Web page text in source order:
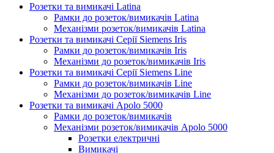
Розетки та вимикачі Latina
Рамки до розеток/вимикачів Latina
Механізми розеток/вимикачів Latina
Розетки та вимикачі Серії Siemens Iris
Рамки до розеток/вимикачів Iris
Механізми до розеток/вимикачів Iris
Розетки та вимикачі Серії Siemens Line
Рамки до розеток/вимикачів Line
Механізми до розеток/вимикачів Line
Розетки та вимикачі Apolo 5000
Рамки до розеток/вимикачів
Механізми розеток/вимикачів Apolo 5000
Розетки електричні
Вимикачі